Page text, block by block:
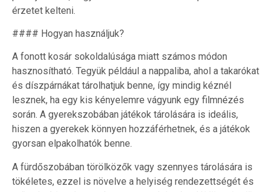
érzetet kelteni.
#### Hogyan használjuk?
A fonott kosár sokoldalúsága miatt számos módon
hasznosítható. Tegyük például a nappaliba, ahol a takarókat
és díszpárnákat tárolhatjuk benne, így mindig kéznél
lesznek, ha egy kis kényelemre vágyunk egy filmnézés
során. A gyerekszobában játékok tárolására is ideális,
hiszen a gyerekek könnyen hozzáférhetnek, és a játékok
gyorsan elpakolhatók benne.
A fürdőszobában törölközők vagy szennyes tárolására is
tökéletes, ezzel is növelve a helyiség rendezettségét és